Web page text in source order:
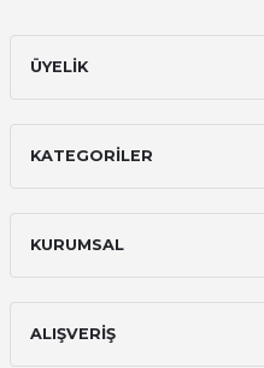
ÜYELİK
KATEGORİLER
KURUMSAL
ALIŞVERİŞ